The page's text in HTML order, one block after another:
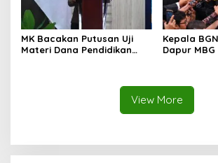
MK Bacakan Putusan Uji
Materi Dana Pendidikan
Kepala
Dapur
View More